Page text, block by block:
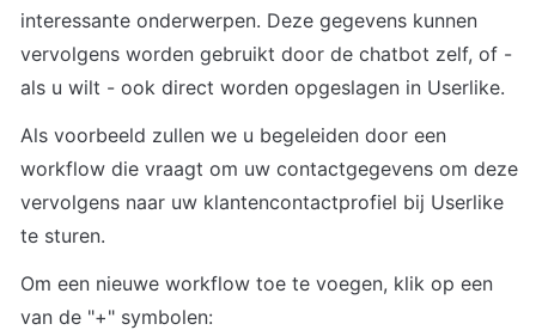
interessante onderwerpen. Deze gegevens kunnen
vervolgens worden gebruikt door de chatbot zelf, of -
als u wilt - ook direct worden opgeslagen in Userlike.
Als voorbeeld zullen we u begeleiden door een
workflow die vraagt om uw contactgegevens om deze
vervolgens naar uw klantencontactprofiel bij Userlike
te sturen.
Om een nieuwe workflow toe te voegen, klik op een
van de "+" symbolen: